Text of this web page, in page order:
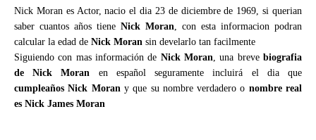
Nick Moran es Actor, nacio el dia 23 de diciembre de 1969, si querian
saber cuantos años tiene Nick Moran, con esta informacion podran
calcular la edad de Nick Moran sin develarlo tan facilmente
Siguiendo con mas información de Nick Moran, una brevebiografia
de Nick Moran en español seguramente incluirá el dia que
cumpleaños Nick Morany que su nombre verdadero o nombre real
es Nick James Moran